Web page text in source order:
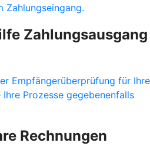
Zahlungseingang.
Zahlungsausgang
Empfängerüberprüfung für Ihre
Prozesse gegebenenfalls
Rechnungen